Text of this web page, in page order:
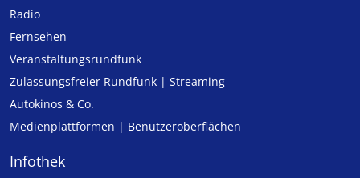
Radio
Fernsehen
Veranstaltungsrundfunk
Zulassungs­freier Rund­funk | Streaming
Autokinos & Co.
Medienplattformen | Benutzeroberflächen
Infothek